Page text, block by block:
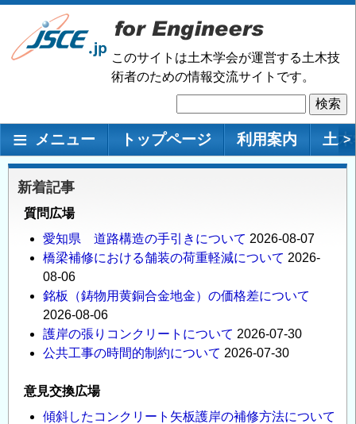
メ
ン
に
このサイトは土木学会が運営する土木技
術者のための情報交流サイトです。
索
メインナビゲーション
メニュー トップページ 利用案内 土 >
新着記事
質問広場
愛知県 道路構造の手引きについて 2026-08-07
橋梁補修における舗装の荷重軽減について 2026-
08-06
銘板（鋳物用黄銅合金地金）の価格差について
2026-08-06
護岸の張りコンクリートについて 2026-07-30
公共工事の時間的制約について 2026-07-30
意見交換広場
傾斜したコンクリート矢板護岸の補修方法について